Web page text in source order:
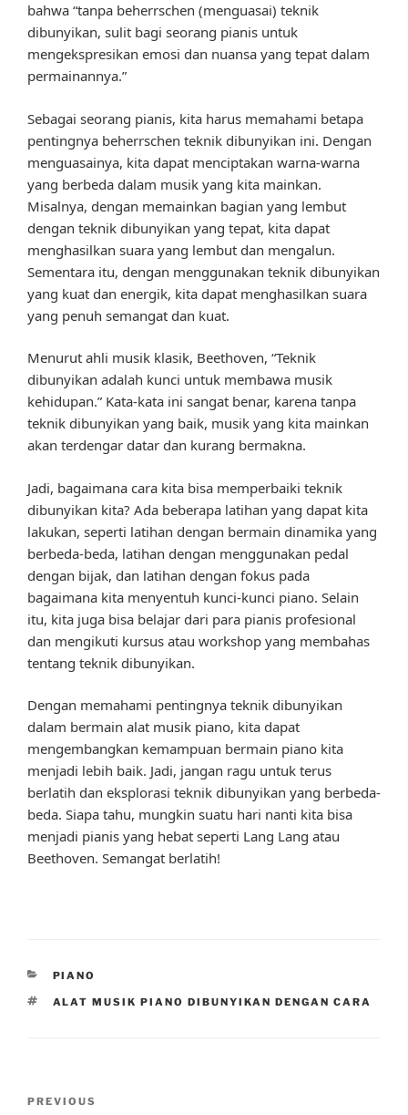
bahwa “tanpa beherrschen (menguasai) teknik
dibunyikan, sulit bagi seorang pianis untuk
mengekspresikan emosi dan nuansa yang tepat dalam
permainannya.”
Sebagai seorang pianis, kita harus memahami betapa
pentingnya beherrschen teknik dibunyikan ini. Dengan
menguasainya, kita dapat menciptakan warna-warna
yang berbeda dalam musik yang kita mainkan.
Misalnya, dengan memainkan bagian yang lembut
dengan teknik dibunyikan yang tepat, kita dapat
menghasilkan suara yang lembut dan mengalun.
Sementara itu, dengan menggunakan teknik dibunyikan
yang kuat dan energik, kita dapat menghasilkan suara
yang penuh semangat dan kuat.
Menurut ahli musik klasik, Beethoven, “Teknik
dibunyikan adalah kunci untuk membawa musik
kehidupan.” Kata-kata ini sangat benar, karena tanpa
teknik dibunyikan yang baik, musik yang kita mainkan
akan terdengar datar dan kurang bermakna.
Jadi, bagaimana cara kita bisa memperbaiki teknik
dibunyikan kita? Ada beberapa latihan yang dapat kita
lakukan, seperti latihan dengan bermain dinamika yang
berbeda-beda, latihan dengan menggunakan pedal
dengan bijak, dan latihan dengan fokus pada
bagaimana kita menyentuh kunci-kunci piano. Selain
itu, kita juga bisa belajar dari para pianis profesional
dan mengikuti kursus atau workshop yang membahas
tentang teknik dibunyikan.
Dengan memahami pentingnya teknik dibunyikan
dalam bermain alat musik piano, kita dapat
mengembangkan kemampuan bermain piano kita
menjadi lebih baik. Jadi, jangan ragu untuk terus
berlatih dan eksplorasi teknik dibunyikan yang berbeda-
beda. Siapa tahu, mungkin suatu hari nanti kita bisa
menjadi pianis yang hebat seperti Lang Lang atau
Beethoven. Semangat berlatih!
CATEGORIES
PIANO
TAGS
ALAT MUSIK PIANO DIBUNYIKAN DENGAN CARA
Previous
PREVIOUS